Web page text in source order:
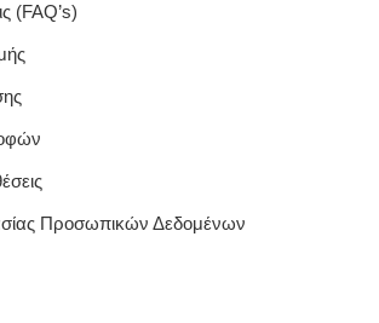
(FAQ’s)
Προσωπικών Δεδομένων